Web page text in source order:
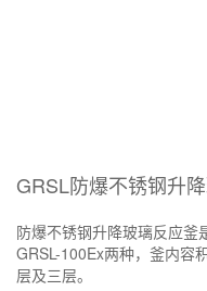
GRSL防爆不锈钢升
防爆不锈钢升降玻璃反应釜
GRSL-100Ex两种，釜内容
层及三层。